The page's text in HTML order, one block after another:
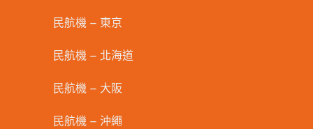
民航機 – 東京
民航機 – 北海道
民航機 – 大阪
民航機 – 沖繩